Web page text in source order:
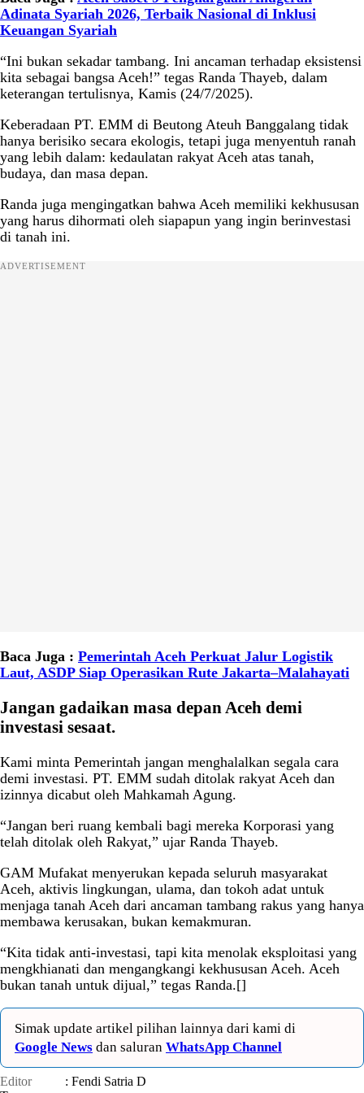
Adinata Syariah 2026, Terbaik Nasional di Inklusi
Keuangan Syariah
“Ini bukan sekadar tambang. Ini ancaman terhadap eksistensi
kita sebagai bangsa Aceh!” tegas Randa Thayeb, dalam
keterangan tertulisnya, Kamis (24/7/2025).
Keberadaan PT. EMM di Beutong Ateuh Banggalang tidak
hanya berisiko secara ekologis, tetapi juga menyentuh ranah
yang lebih dalam: kedaulatan rakyat Aceh atas tanah,
budaya, dan masa depan.
Randa juga mengingatkan bahwa Aceh memiliki kekhususan
yang harus dihormati oleh siapapun yang ingin berinvestasi
di tanah ini.
ADVERTISEMENT
Baca Juga : Pemerintah Aceh Perkuat Jalur Logistik
Laut, ASDP Siap Operasikan Rute Jakarta–Malahayati
Jangan gadaikan masa depan Aceh demi
investasi sesaat.
Kami minta Pemerintah jangan menghalalkan segala cara
demi investasi. PT. EMM sudah ditolak rakyat Aceh dan
izinnya dicabut oleh Mahkamah Agung.
“Jangan beri ruang kembali bagi mereka Korporasi yang
telah ditolak oleh Rakyat,” ujar Randa Thayeb.
GAM Mufakat menyerukan kepada seluruh masyarakat
Aceh, aktivis lingkungan, ulama, dan tokoh adat untuk
menjaga tanah Aceh dari ancaman tambang rakus yang hanya
membawa kerusakan, bukan kemakmuran.
“Kita tidak anti-investasi, tapi kita menolak eksploitasi yang
mengkhianati dan mengangkangi kekhususan Aceh. Aceh
bukan tanah untuk dijual,” tegas Randa.[]
Simak update artikel pilihan lainnya dari kami di
Google News dan saluran WhatsApp Channel
Editor
: Fendi Satria D